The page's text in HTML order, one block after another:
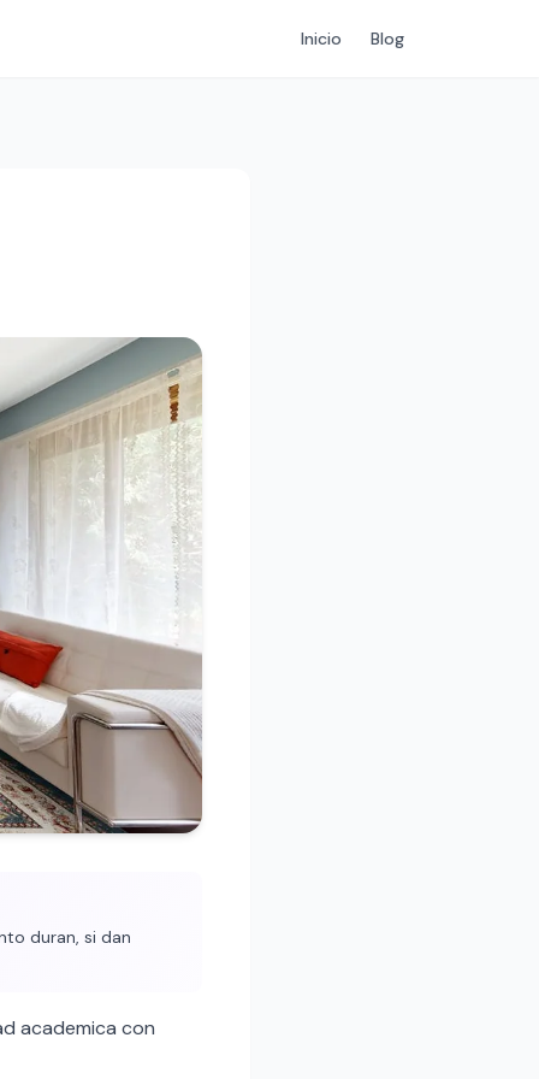
Inicio Blog
duran, si dan
academica con